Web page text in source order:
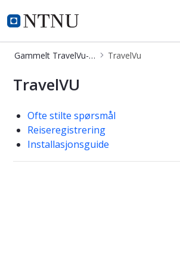
SmartRVU
Gammelt TravelVu-stoff TravelVu
TravelVu
TravelVU
Ofte stilte spørsmål
Reiseregistrering
Installasjonsguide